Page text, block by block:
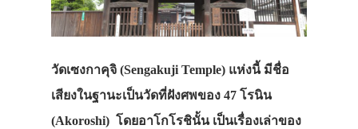
วัดเซงกาคุจิ (Sengakuji Temple) แห่งนี้ มีชื่อ
เสียงในฐานะเป็นวัดที่ฝังศพของ 47 โรนิน
(Akoroshi) โดยอาโกโรชินั้น เป็นเรื่องเล่าของ